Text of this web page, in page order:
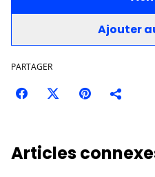
Ajouter
PARTAGER
Articles